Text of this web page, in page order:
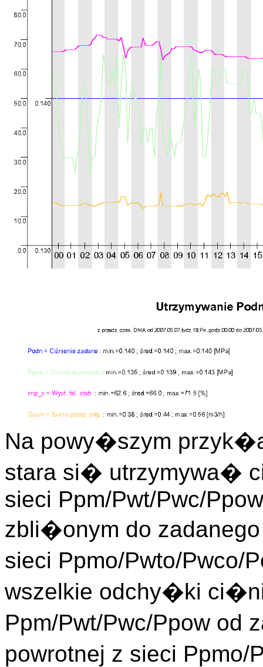
Na powy�szym
stara si� utrzymywa�
sieci Ppm/Pwt/Pwc/
zbli�onym do
sieci Ppmo/Pwto/
wszelkie odchy�ki
Ppm/Pwt/Pwc/Ppow od
powrotnej z sieci